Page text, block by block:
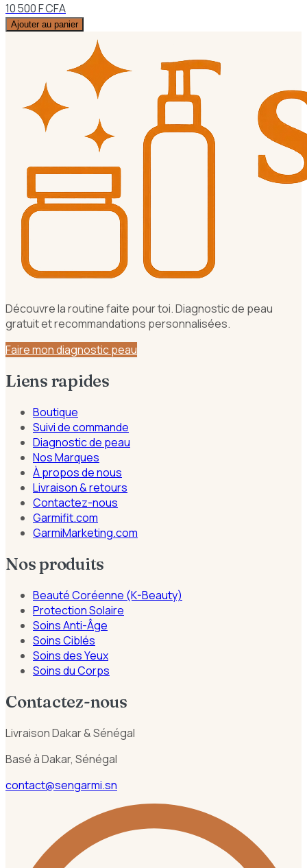
10 500 F CFA
Ajouter au panier
Découvre la routine faite pour toi. Diagnostic de peau
gratuit et recommandations personnalisées.
Faire mon diagnostic peau
Liens rapides
Boutique
Suivi de commande
Diagnostic de peau
Nos Marques
À propos de nous
Livraison & retours
Contactez-nous
Garmifit.com
GarmiMarketing.com
Nos produits
Beauté Coréenne (K-Beauty)
Protection Solaire
Soins Anti-Âge
Soins Ciblés
Soins des Yeux
Soins du Corps
Contactez-nous
Livraison Dakar & Sénégal
Basé à Dakar, Sénégal
contact@sengarmi.sn